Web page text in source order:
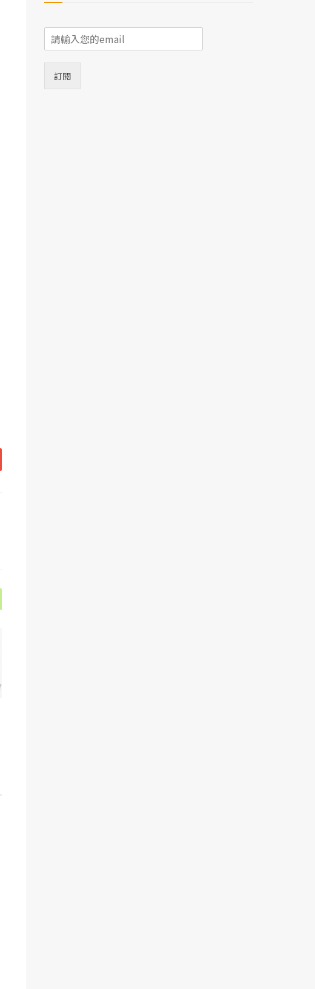
E
m
*
訂閱